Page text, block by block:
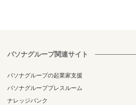
パソナグループ関連サイト
パソナグループの起業家支援
パソナグループプレスルーム
ナレッジバンク